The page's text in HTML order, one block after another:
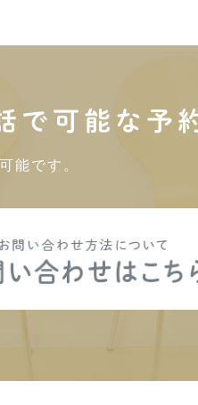
で可能な予
能です。